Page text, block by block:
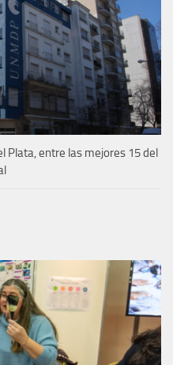
Plata, entre las mejores 15 del